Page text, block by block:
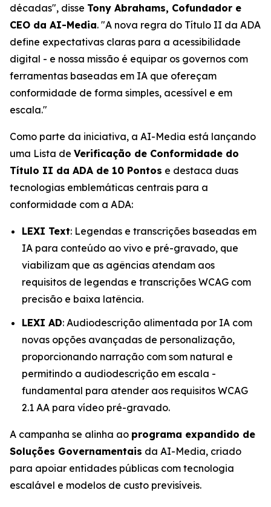
décadas", disse Tony Abrahams, Cofundador e
CEO da AI-Media. "A nova regra do Título II da ADA
define expectativas claras para a acessibilidade
digital - e nossa missão é equipar os governos com
ferramentas baseadas em IA que ofereçam
conformidade de forma simples, acessível e em
escala."
Como parte da iniciativa, a AI-Media está lançando
uma Lista de Verificação de Conformidade do
Título II da ADA de 10 Pontos e destaca duas
tecnologias emblemáticas centrais para a
conformidade com a ADA:
LEXI Text: Legendas e transcrições baseadas em
IA para conteúdo ao vivo e pré-gravado, que
viabilizam que as agências atendam aos
requisitos de legendas e transcrições WCAG com
precisão e baixa latência.
LEXI AD: Audiodescrição alimentada por IA com
novas opções avançadas de personalização,
proporcionando narração com som natural e
permitindo a audiodescrição em escala -
fundamental para atender aos requisitos WCAG
2.1 AA para vídeo pré-gravado.
A campanha se alinha ao programa expandido de
Soluções Governamentais da AI-Media, criado
para apoiar entidades públicas com tecnologia
escalável e modelos de custo previsíveis.